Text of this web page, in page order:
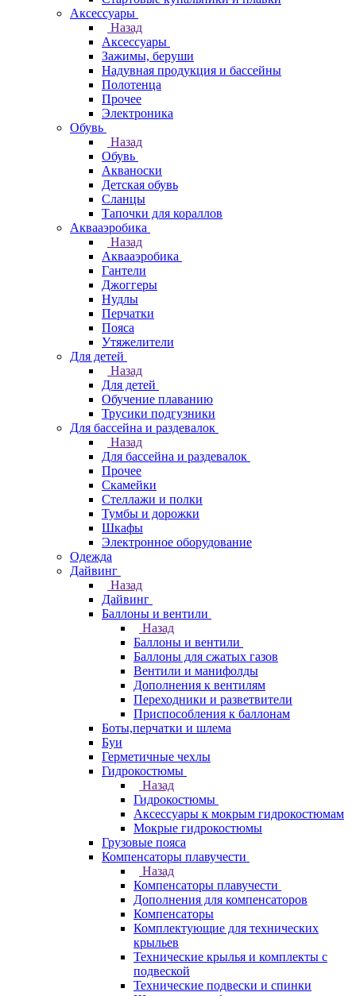
Аксессуары
Назад
Аксессуары
Зажимы, беруши
Надувная продукция и бассейны
Полотенца
Прочее
Электроника
Обувь
Назад
Обувь
Акваноски
Детская обувь
Сланцы
Тапочки для кораллов
Аквааэробика
Назад
Аквааэробика
Гантели
Джоггеры
Нудлы
Перчатки
Пояса
Утяжелители
Для детей
Назад
Для детей
Обучение плаванию
Трусики подгузники
Для бассейна и раздевалок
Назад
Для бассейна и раздевалок
Прочее
Скамейки
Стеллажи и полки
Тумбы и дорожки
Шкафы
Электронное оборудование
Одежда
Дайвинг
Назад
Дайвинг
Баллоны и вентили
Назад
Баллоны и вентили
Баллоны для сжатых газов
Вентили и манифолды
Дополнения к вентилям
Переходники и разветвители
Приспособления к баллонам
Боты,перчатки и шлема
Буи
Герметичные чехлы
Гидрокостюмы
Назад
Гидрокостюмы
Аксессуары к мокрым гидрокостюмам
Мокрые гидрокостюмы
Грузовые пояса
Компенсаторы плавучести
Назад
Компенсаторы плавучести
Дополнения для компенсаторов
Компенсаторы
Комплектующие для технических
крыльев
Технические крылья и комплекты с
подвеской
Технические подвески и спинки